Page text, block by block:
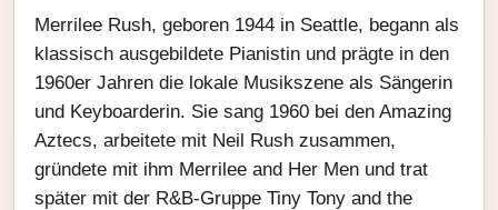
Merrilee Rush, geboren 1944 in Seattle, begann als
klassisch ausgebildete Pianistin und prägte in den
1960er Jahren die lokale Musikszene als Sängerin
und Keyboarderin. Sie sang 1960 bei den Amazing
Aztecs, arbeitete mit Neil Rush zusammen,
gründete mit ihm Merrilee and Her Men und trat
später mit der R&B‑Gruppe Tiny Tony and the